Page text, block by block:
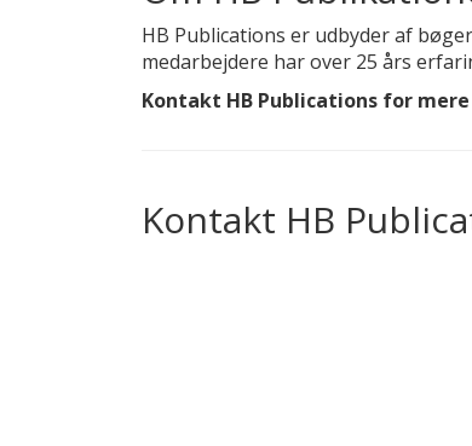
HB Publications er udbyder af
medarbejdere har over 25 års
Kontakt HB Publications for
Kontakt HB